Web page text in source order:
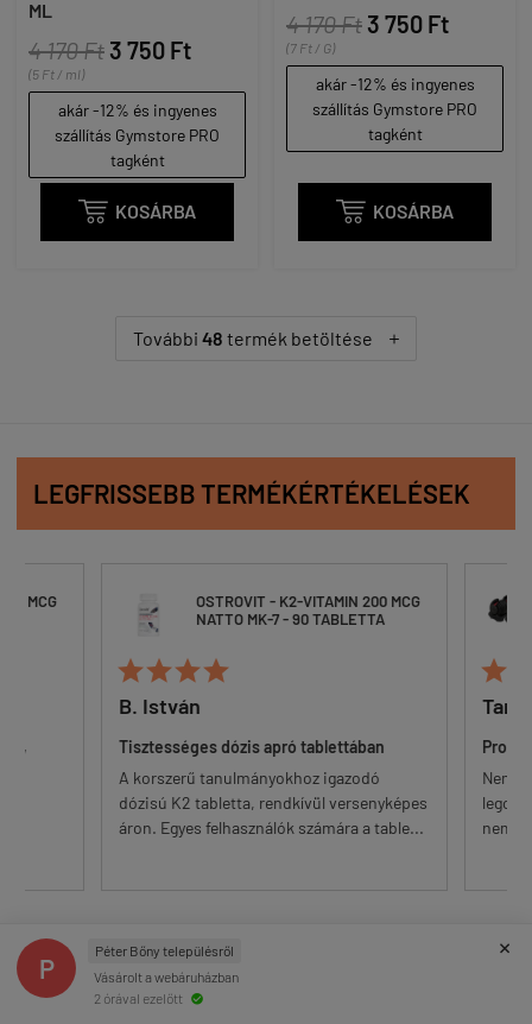
ML
4 170 Ft 3 750 Ft
(5 Ft / ml)
akár -12% és ingyenes
szállítás Gymstore PRO
tagként
 KOSÁRBA
4 170 Ft 3 750 Ft
(7 Ft / G)
akár -12% és ingyenes
szállítás Gymstore PRO
tagként
 KOSÁRBA
További 48 termék betöltése 
LEGFRISSEBB TERMÉKÉRTÉKELÉSEK
MCG
OSTROVIT - K2-VITAMIN 200 MCG
NATTO MK-7 - 90 TABLETTA

B. István
Tisztességes dózis apró tablettában
A korszerű tanulmányokhoz igazodó
dózisú K2 tabletta, rendkívül versenyképes
áron. Egyes felhasználók számára a table...

Nem
nem
×
P
Péter Bőny településről
Vásárolt a webáruházban
2 órával ezelőtt
